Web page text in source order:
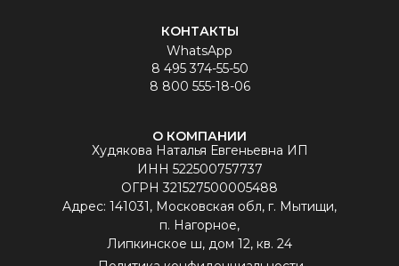
КОНТАКТЫ
WhatsApp
8 495 374-55-50
8 800 555-18-06
Худякова Наталья Евгеньевна ИП
ИНН 522500757737
ОГРН 321527500005488
Aдрес: 141031, Московская обл, г. Мытищи,
п. Нагорное,
Липкинское ш, дом 12, кв. 24
О КОМПАНИИ